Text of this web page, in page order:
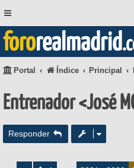
fororealmadrid
Portal Índice Principal
Entrenador <José
Responder